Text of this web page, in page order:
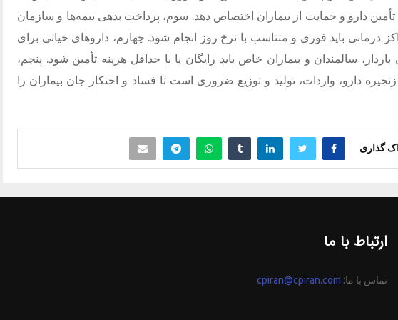
دارو و حمایت از بیماران اختصاص دهد. سوم، پرداخت بدهی بیمه‌ها و سازمان
درمانی باید فوری و متناسب با نرخ روز انجام شود. چهارم، داروهای حیاتی برای
سالمندان و بیماران خاص باید رایگان یا با حداقل هزینه تأمین شود. پنجم،
دارو، واردات، تولید و توزیع ضروری است تا فساد و احتکار جان بیماران را
گذاری
ارتباط با ما
تماس با ما: cpiran@cpiran.com